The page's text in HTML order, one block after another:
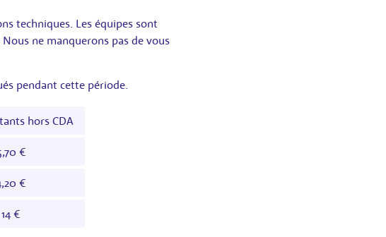
techniques. Les équipes sont
ne manquerons pas de vous
pendant cette période.
hors CDA
€
€
14 €